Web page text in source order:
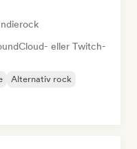
eller Twitch-
Alternativ rock